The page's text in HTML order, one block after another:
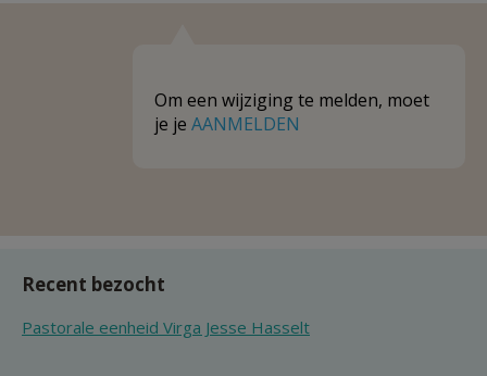
Om een wijziging te melden, moet
je je AANMELDEN
Recent bezocht
Pastorale eenheid Virga Jesse Hasselt